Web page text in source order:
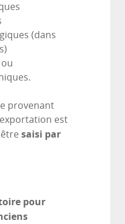
(dans
provenant
est
saisi par
pour